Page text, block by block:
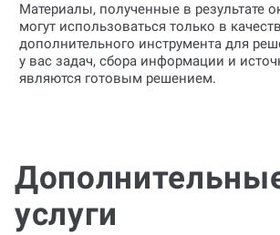
Материалы, полученные в результате
могут использоваться только в
дополнительного инструмента для
у вас задач, сбора информации и
являются готовым решением.
услуги